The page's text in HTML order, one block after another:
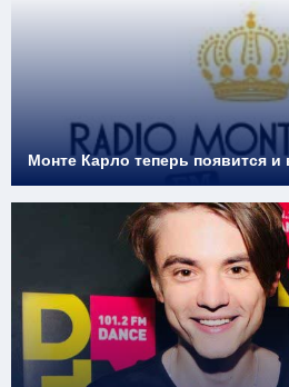
Монте Карло теперь появится и